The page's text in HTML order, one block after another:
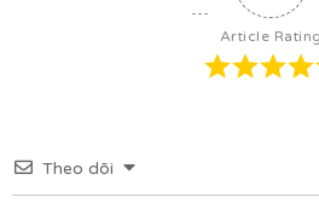
Article Rating
Theo dõi